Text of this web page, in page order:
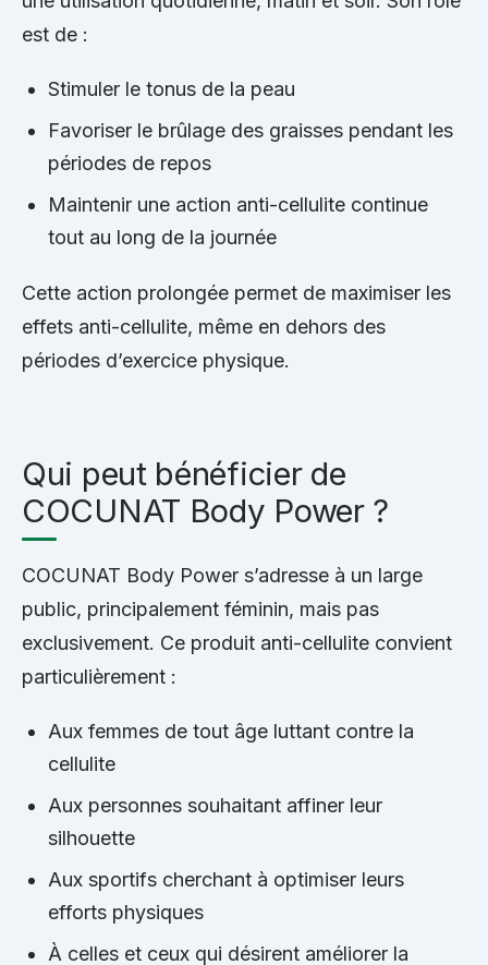
est de :
Stimuler le tonus de la peau
Favoriser le brûlage des graisses pendant les
périodes de repos
Maintenir une action anti-cellulite continue
tout au long de la journée
Cette action prolongée permet de maximiser les
effets anti-cellulite, même en dehors des
périodes d’exercice physique.
Qui peut bénéficier de
COCUNAT Body Power ?
COCUNAT Body Power s’adresse à un large
public, principalement féminin, mais pas
exclusivement. Ce produit anti-cellulite convient
particulièrement :
Aux femmes de tout âge luttant contre la
cellulite
Aux personnes souhaitant affiner leur
silhouette
Aux sportifs cherchant à optimiser leurs
efforts physiques
À celles et ceux qui désirent améliorer la